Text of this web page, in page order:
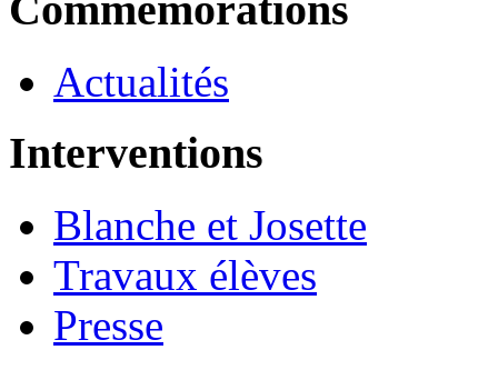
Actualités
Interventions
Blanche et Josette
Travaux élèves
Presse